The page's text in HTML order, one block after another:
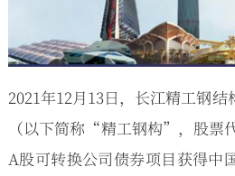
2021年12月13日，长江精工钢
（以下简称“精工钢构”，股票
A股可转换公司债券项目获得中